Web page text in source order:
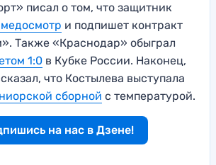
писал о том, что защитник
и подпишет контракт
Также «Краснодар» обыграл
1:0 в Кубке России. Наконец,
что Костылева выступала
сборной с температурой.
на нас в Дзене!